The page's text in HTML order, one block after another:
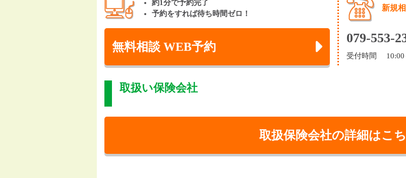
約1分で予約完了
予約をすれば待ち時間ゼロ！
無料相談 WEB予約
新規
079-553-
受付時間 10:00
取扱い保険会社
取扱保険会社の詳細はこ